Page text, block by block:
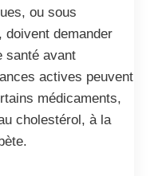
ou sous
doivent demander
santé avant
actives peuvent
médicaments,
cholestérol, à la